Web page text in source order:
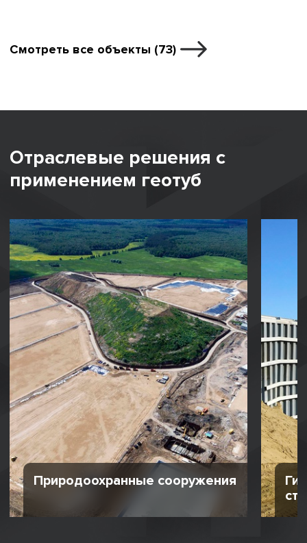
Смотреть все объекты (73)
Отраслевые решения с
применением геотуб
Природоохранные сооружения